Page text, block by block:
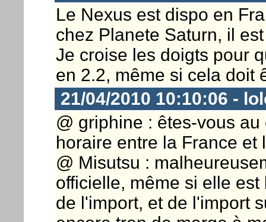
Le Nexus est dispo en
chez Planete Saturn, il
Je croise les doigts pour
en 2.2, même si cela doit
21/04/2010 10:10:06 -
@ griphine : êtes-vous
horaire entre la France et
@ Misutsu :
officielle, même si elle
de l'import, et de l'import